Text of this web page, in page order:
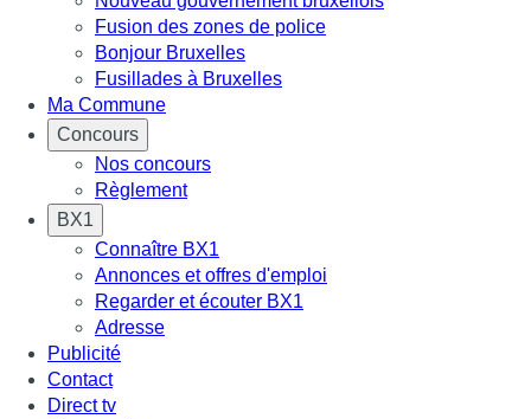
Fusion des zones de police
Bonjour Bruxelles
Fusillades à Bruxelles
Ma Commune
Concours
Nos concours
Règlement
BX1
Connaître BX1
Annonces et offres d'emploi
Regarder et écouter BX1
Adresse
Publicité
Contact
Direct tv